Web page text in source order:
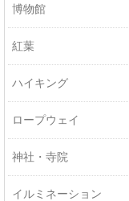
博物館
紅葉
ハイキング
ロープウェイ
神社・寺院
イルミネーション